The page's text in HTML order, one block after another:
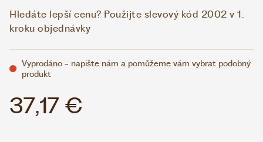
Hledáte lepší cenu? Použijte slevový kód 2002 v 1.
kroku objednávky
Vyprodáno - napište nám a pomůžeme vám vybrat podobný
produkt
37,17 €